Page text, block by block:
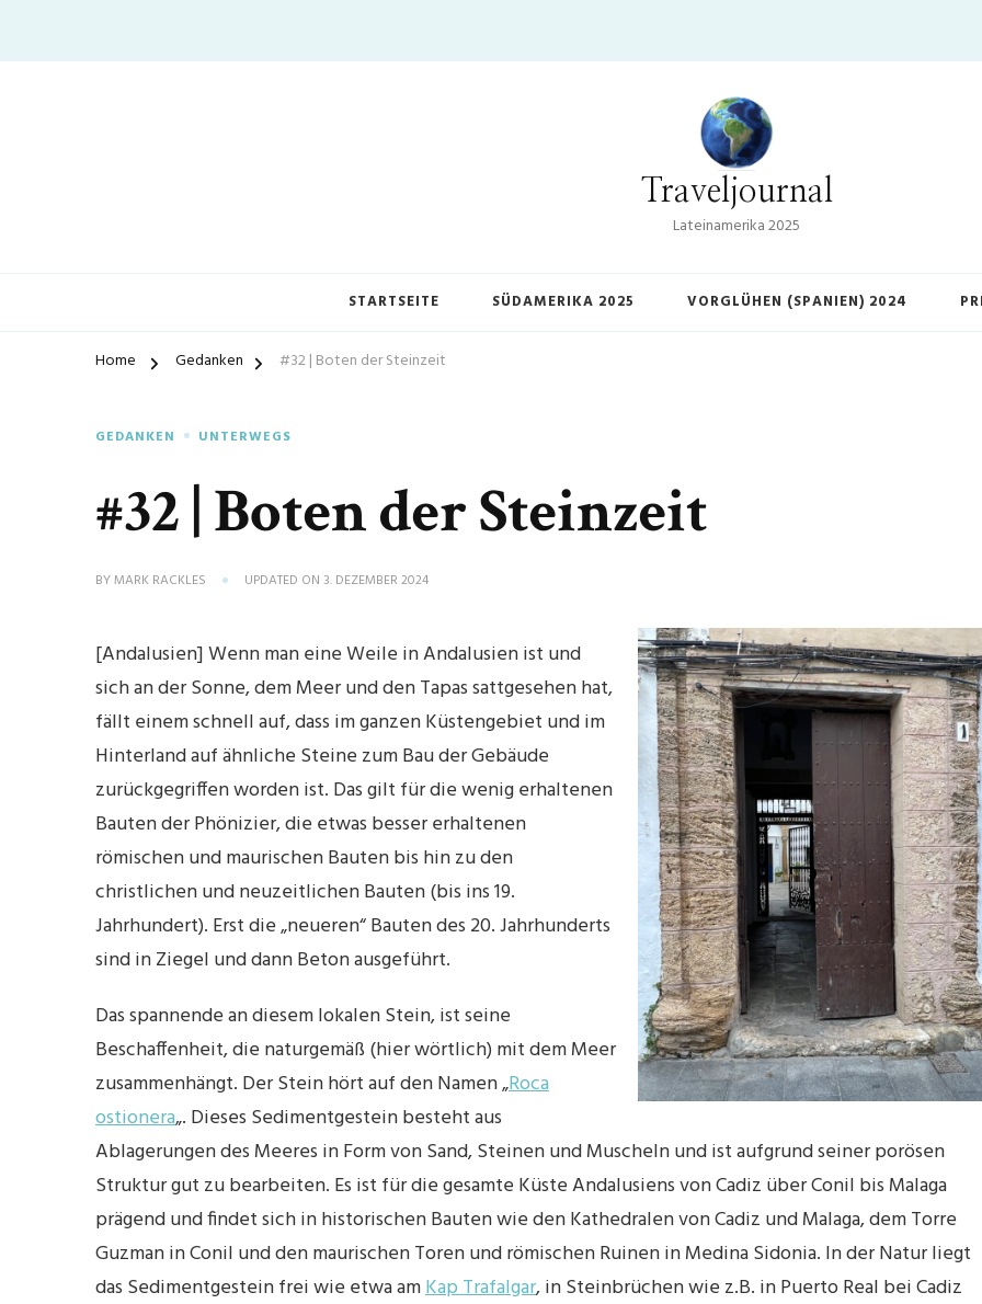
Traveljournal
Lateinamerika 2025
STARTSEITE SÜDAMERIKA 2025 VORGLÜHEN (SPANIEN) 2024
Home Gedanken #32 | Boten der Steinzeit
GEDANKEN UNTERWEGS
#32 | Boten der Steinzeit
BYMARK RACKLES UPDATED ON 3. DEZEMBER 2024
[Andalusien] Wenn man eine Weile in Andalusien ist und
sich an der Sonne, dem Meer und den Tapas sattgesehen hat,
fällt einem schnell auf, dass im ganzen Küstengebiet und im
Hinterland auf ähnliche Steine zum Bau der Gebäude
zurückgegriffen worden ist. Das gilt für die wenig erhaltenen
Bauten der Phönizier, die etwas besser erhaltenen
römischen und maurischen Bauten bis hin zu den
christlichen und neuzeitlichen Bauten (bis ins 19.
Jahrhundert). Erst die „neueren“ Bauten des 20. Jahrhunderts
sind in Ziegel und dann Beton ausgeführt.
Das spannende an diesem lokalen Stein, ist seine
Beschaffenheit, die naturgemäß (hier wörtlich) mit dem Meer
zusammenhängt. Der Stein hört auf den Namen „Roca
ostionera„. Dieses Sedimentgestein besteht aus
Ablagerungen des Meeres in Form von Sand, Steinen und Muscheln und ist aufgrund seiner porösen
Struktur gut zu bearbeiten. Es ist für die gesamte Küste Andalusiens von Cadiz über Conil bis Malaga
prägend und findet sich in historischen Bauten wie den Kathedralen von Cadiz und Malaga, dem Torre
Guzman in Conil und den maurischen Toren und römischen Ruinen in Medina Sidonia. In der Natur liegt
das Sedimentgestein frei wie etwa amKap Trafalgar, in Steinbrüchen wie z.B. in Puerto Real bei Cadiz